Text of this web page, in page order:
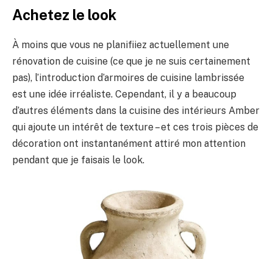
Achetez le look
À moins que vous ne planifiiez actuellement une
rénovation de cuisine (ce que je ne suis certainement
pas), l’introduction d’armoires de cuisine lambrissée
est une idée irréaliste. Cependant, il y a beaucoup
d’autres éléments dans la cuisine des intérieurs Amber
qui ajoute un intérêt de texture – et ces trois pièces de
décoration ont instantanément attiré mon attention
pendant que je faisais le look.